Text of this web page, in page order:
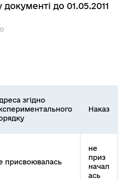
до 01.05.2011
згідно
Наказ
присвоювалась
не
приз
начал
ась